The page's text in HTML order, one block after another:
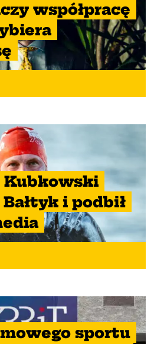
współpracę
Kubkowski
Bałtyk i podbił
sportu